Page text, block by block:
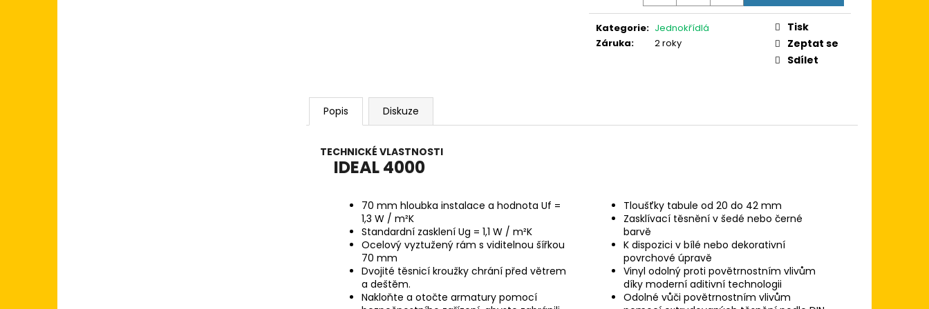
Kategorie: Jednokřídlá
Záruka: 2 roky
Tisk
Zeptat se
Sdílet
Popis Diskuze
TECHNICKÉ VLASTNOSTI
IDEAL 4000
70 mm hloubka instalace a hodnota Uf =
1,3 W / m²K
Standardní zasklení Ug = 1,1 W / m²K
Ocelový vyztužený rám s viditelnou šířkou
70 mm
Dvojité těsnicí kroužky chrání před větrem
a deštěm.
Nakloňte a otočte armatury pomocí
Tloušťky tabule od 20 do 42 mm
Zasklívací těsnění v šedé nebo černé
barvě
K dispozici v bílé nebo dekorativní
povrchové úpravě
Vinyl odolný proti povětrnostním vlivům
díky moderní aditivní technologii
Odolné vůči povětrnostním vlivům